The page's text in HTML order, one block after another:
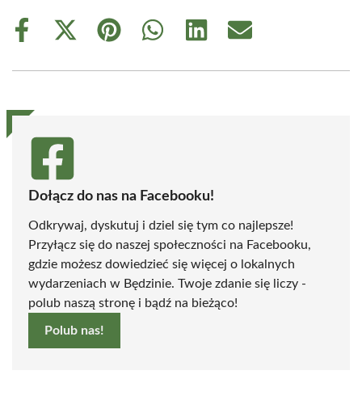
Share
Share
(Twitter)
Share
Share
Share
Share
Dołącz do nas na Facebooku!
Odkrywaj, dyskutuj i dziel się tym co najlepsze!
Przyłącz się do naszej społeczności na Facebooku,
gdzie możesz dowiedzieć się więcej o lokalnych
wydarzeniach w Będzinie. Twoje zdanie się liczy -
polub naszą stronę i bądź na bieżąco!
Polub nas!